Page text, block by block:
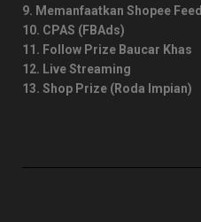
9. Memanfaatkan Shopee Feed
10. CPAS (FBAds)
11. Follow Prize Baucar Khas
12. Live Streaming
13. Shop Prize (Roda Impian)